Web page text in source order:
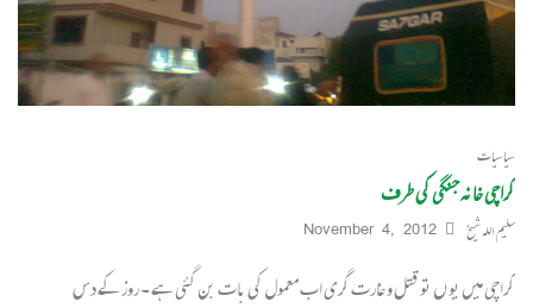
سیاسیات
کراچی خانہ جنگی کی طرف
سلیم اللہ شیخ November 4, 2012
کراچی میں یو ں تو قتل و غارت گری اب معمول کی بات بن گئی ہے ۔ روز کے دس